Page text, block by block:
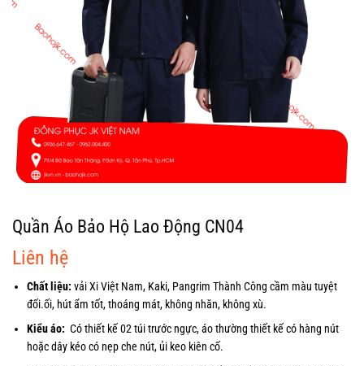
Quần Áo Bảo Hộ Lao Động CN04
Liên hệ
Chất liệu: vải Xi Việt Nam, Kaki, Pangrim Thành Công cầm màu tuyệt
đối.ối, hút ẩm tốt, thoáng mát, không nhăn, không xù.
Kiểu áo: Có thiết kế 02 túi trước ngực, áo thường thiết kế có hàng nút
hoặc dây kéo có nẹp che nút, ủi keo kiên cố.